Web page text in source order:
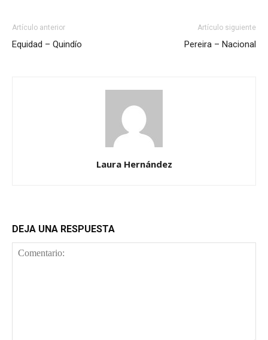
Artículo anterior
Equidad – Quindío
Artículo siguiente
Pereira – Nacional
Laura Hernández
DEJA UNA RESPUESTA